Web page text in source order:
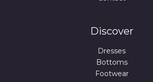
Discover
Dresses
Bottoms
Footwear